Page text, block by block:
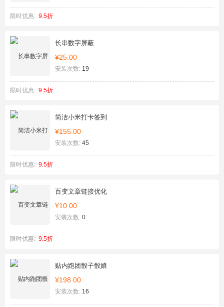
限时优惠: 9.5折
长串数字屏蔽
¥25.00
安装次数: 19
限时优惠: 9.5折
简洁小米打卡签到
¥155.00
安装次数: 45
限时优惠: 9.5折
百变文章链接优化
¥10.00
安装次数: 0
限时优惠: 9.5折
贴内跑团骰子骰娘
¥198.00
安装次数: 16